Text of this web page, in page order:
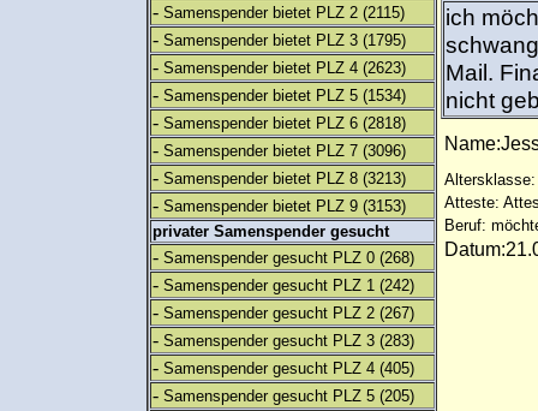
- Samenspender bietet PLZ 2 (2115)
- Samenspender bietet PLZ 3 (1795)
- Samenspender bietet PLZ 4 (2623)
- Samenspender bietet PLZ 5 (1534)
- Samenspender bietet PLZ 6 (2818)
- Samenspender bietet PLZ 7 (3096)
- Samenspender bietet PLZ 8 (3213)
- Samenspender bietet PLZ 9 (3153)
privater Samenspender gesucht
- Samenspender gesucht PLZ 0 (268)
- Samenspender gesucht PLZ 1 (242)
- Samenspender gesucht PLZ 2 (267)
- Samenspender gesucht PLZ 3 (283)
- Samenspender gesucht PLZ 4 (405)
- Samenspender gesucht PLZ 5 (205)
ich
Mail.
nicht
Atteste:
Beruf: